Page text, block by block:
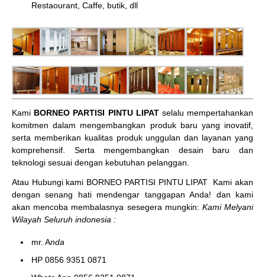
Restaourant, Caffe, butik, dll
Kami BORNEO PARTISI PINTU LIPATselalu mempertahankan
komitmen dalam mengembangkan produk baru yang inovatif,
serta memberikan kualitas produk unggulan dan layanan yang
komprehensif. Serta mengembangkan desain baru dan
teknologi sesuai dengan kebutuhan pelanggan.
Atau Hubungi kami BORNEO PARTISI PINTU LIPAT
Kami akan
dengan senang hati mendengar tanggapan Anda! dan kami
akan mencoba membalasnya sesegera mungkin: Kami Melyani
Wilayah Seluruh indonesia :
mr. Anda
HP 0856 9351 0871